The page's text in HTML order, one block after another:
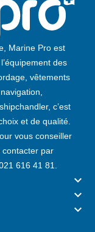
Marine Pro est
des
vêtements
c’est
et de qualité.
vous conseiller
contacter par
616 41 81
keyboard_arrow_down
keyboard_arrow_down
keyboard_arrow_down